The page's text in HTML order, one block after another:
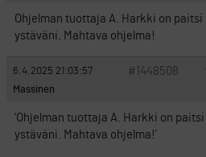
Ohjelman tuottaja A. Harkki on paitsi
ystäväni. Mahtava ohjelma!
6.4.2025 21:03:57 #1448508
Massinen
’Ohjelman tuottaja A. Harkki on
ystäväni. Mahtava ohjelma!’